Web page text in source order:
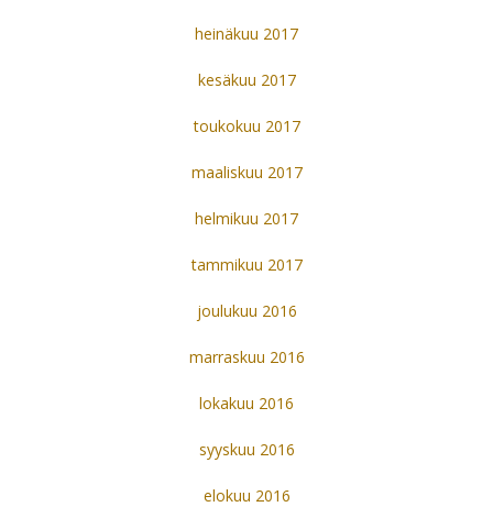
heinäkuu 2017
kesäkuu 2017
toukokuu 2017
maaliskuu 2017
helmikuu 2017
tammikuu 2017
joulukuu 2016
marraskuu 2016
lokakuu 2016
syyskuu 2016
elokuu 2016